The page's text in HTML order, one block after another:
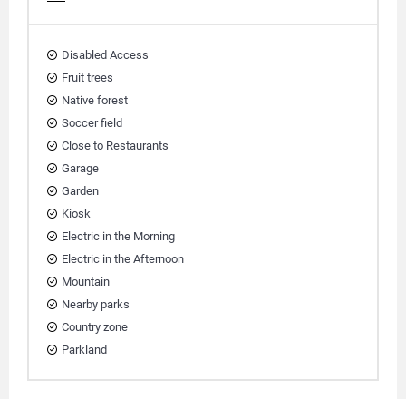
Disabled Access
Fruit trees
Native forest
Soccer field
Close to Restaurants
Garage
Garden
Kiosk
Electric in the Morning
Electric in the Afternoon
Mountain
Nearby parks
Country zone
Parkland